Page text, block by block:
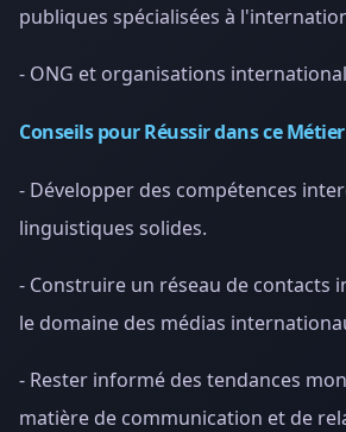
publiques spécialisées à
- ONG et organisations
Conseils pour Réussir dans ce Métier
- Développer des compétences
linguistiques solides.
- Construire un réseau de contacts
le domaine des médias
- Rester informé des tendances
matière de communication et de